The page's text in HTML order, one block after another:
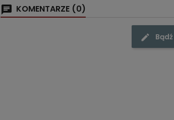
KOMENTARZE (0)